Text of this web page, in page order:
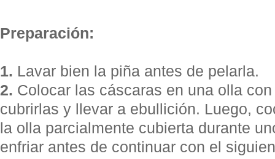
Preparación:
1. Lavar bien la piña antes de pelarla.
2. Colocar las cáscaras en una olla
cubrirlas y llevar a ebullición. Luego,
la olla parcialmente cubierta durante
enfriar antes de continuar con el